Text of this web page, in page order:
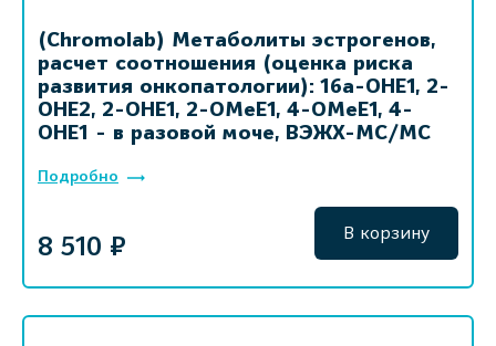
(Chromolab) Метаболиты эстрогенов,
расчет соотношения (оценка риска
развития онкопатологии): 16а-ОНЕ1, 2-
ОНЕ2, 2-ОНЕ1, 2-ОМеЕ1, 4-ОМеЕ1, 4-
ОНЕ1 - в разовой моче, ВЭЖХ-МС/МС
Подробно
8 510 ₽ В корзину